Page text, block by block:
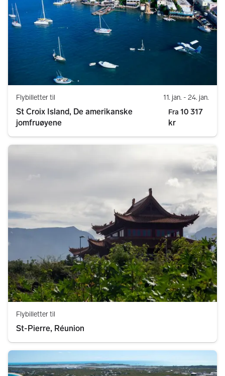
Flybilletter til 11. jan. - 24. jan.
St Croix Island, De amerikanske
jomfruøyene
Fra 10 317
kr
Flybilletter til
St-Pierre, Réunion